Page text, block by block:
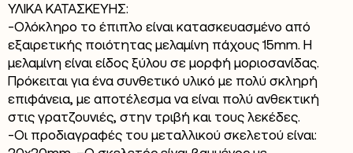
ΥΛΙΚΑ ΚΑΤΑΣΚΕΥΗΣ:
-Ολόκληρο το έπιπλο είναι κατασκευασμένο από
εξαιρετικής ποιότητας μελαμίνη πάχους 15mm. Η
μελαμίνη είναι είδος ξύλου σε μορφή μοριοσανίδας.
Πρόκειται για ένα συνθετικό υλικό με πολύ σκληρή
επιφάνεια, με αποτέλεσμα να είναι πολύ ανθεκτική
στις γρατζουνιές, στην τριβή και τους λεκέδες.
-Οι προδιαγραφές του μεταλλικού σκελετού είναι: